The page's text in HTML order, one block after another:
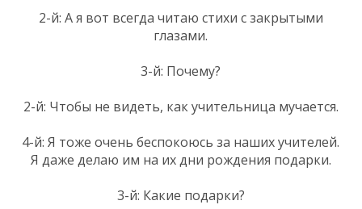
2-й: А я вот всегда читаю стихи с закрытыми
глазами.
3-й: Почему?
2-й: Чтобы не видеть, как учительница мучается.
4-й: Я тоже очень беспокоюсь за наших учителей.
Я даже делаю им на их дни рождения подарки.
3-й: Какие подарки?